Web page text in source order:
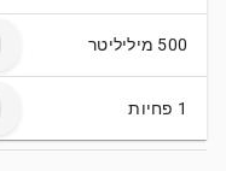
500 מיליליטר
1 פחיות